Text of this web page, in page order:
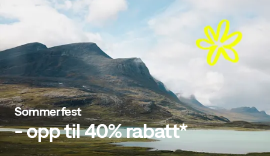
Sommerfest
- opp til 40% rabatt*